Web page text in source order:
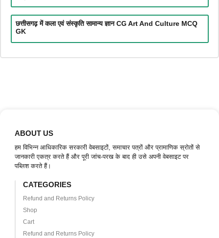
छत्तीसगढ़ में कला एवं संस्कृति सामान्य ज्ञान CG Art And Culture MCQ
GK
ABOUT US
हम विभिन्न आधिकारिक सरकारी वेबसाइटों, समाचार पत्रों और प्रामाणिक स्रोतों से
जानकारी एकत्र करते हैं और पूरी जांच-परख के बाद ही उसे अपनी वेबसाइट पर
पब्लिश करते हैं।
CATEGORIES
Refund and Returns Policy
Shop
Cart
Refund and Returns Policy